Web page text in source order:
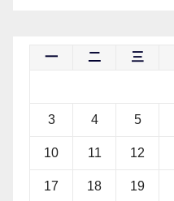
一 二 三
3 4 5
10 11 12
17 18 19